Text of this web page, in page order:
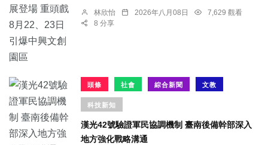
林欣怡 2026年八月08日
7,629 觀看
8 分享
頭條 社會 綜合新聞 文教
科技新知
漢光42號驗證軍民協調機制 臺南後備幹部深入
地方強化戰略溝通